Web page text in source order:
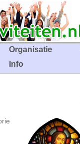
Organisatie
Info